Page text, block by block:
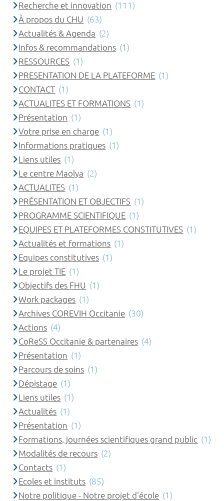
Recherche et innovation (111)
À propos du CHU (63)
Actualités & Agenda (2)
Infos & recommandations (1)
RESSOURCES (1)
PRESENTATION DE LA PLATEFORME (1)
CONTACT (1)
ACTUALITES ET FORMATIONS (1)
Présentation (1)
Votre prise en charge (1)
Informations pratiques (1)
Liens utiles (1)
Le centre Maolya (2)
ACTUALITES (1)
PRÉSENTATION ET OBJECTIFS (1)
PROGRAMME SCIENTIFIQUE (1)
EQUIPES ET PLATEFORMES CONSTITUTIVES (1)
Actualités et formations (1)
Equipes constitutives (1)
Le projet TIE (1)
Objectifs des FHU (1)
Work packages (1)
Archives COREVIH Occitanie (30)
Actions (4)
CoReSS Occitanie & partenaires (4)
Présentation (1)
Parcours de soins (1)
Dépistage (1)
Liens utiles (1)
Actualités (1)
Présentation (1)
Formations, journées scientifiques grand public (1)
Modalités de recours (2)
Contacts (1)
Ecoles et instituts (85)
Notre politique - Notre projet d'école (1)